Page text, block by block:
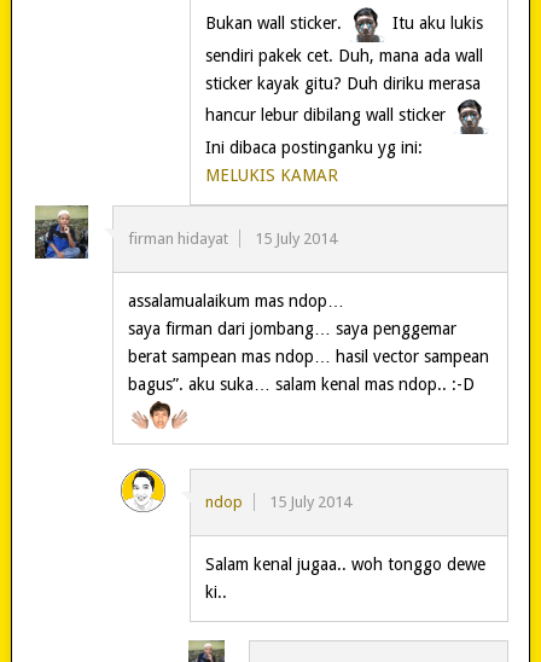
Bukan wall sticker.
Itu aku lukis
sendiri pakek cet. Duh, mana ada wall
sticker kayak gitu? Duh diriku merasa
hancur lebur dibilang wall sticker
Ini dibaca postinganku yg ini:
MELUKIS KAMAR
firman hidayat 15 July 2014
assalamualaikum mas ndop…
saya firman dari jombang… saya penggemar
berat sampean mas ndop… hasil vector sampean
bagus”. aku suka… salam kenal mas ndop.. :-D
ndop 15 July 2014
Salam kenal jugaa.. woh tonggo dewe
ki..